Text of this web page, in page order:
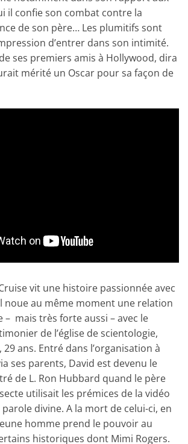
il confie son combat contre la
de son père… Les plumitifs sont
d’entrer dans son intimité.
ses premiers amis à Hollywood, dira
mérité un Oscar pour sa façon de
vit une histoire passionnée avec
noue au même moment une relation
– mais très forte aussi – avec le
de l’église de scientologie,
29 ans. Entré dans l’organisation à
ses parents, David est devenu le
de L. Ron Hubbard quand le père
utilisait les prémices de la vidéo
divine. A la mort de celui-ci, en
homme prend le pouvoir au
historiques dont Mimi Rogers.